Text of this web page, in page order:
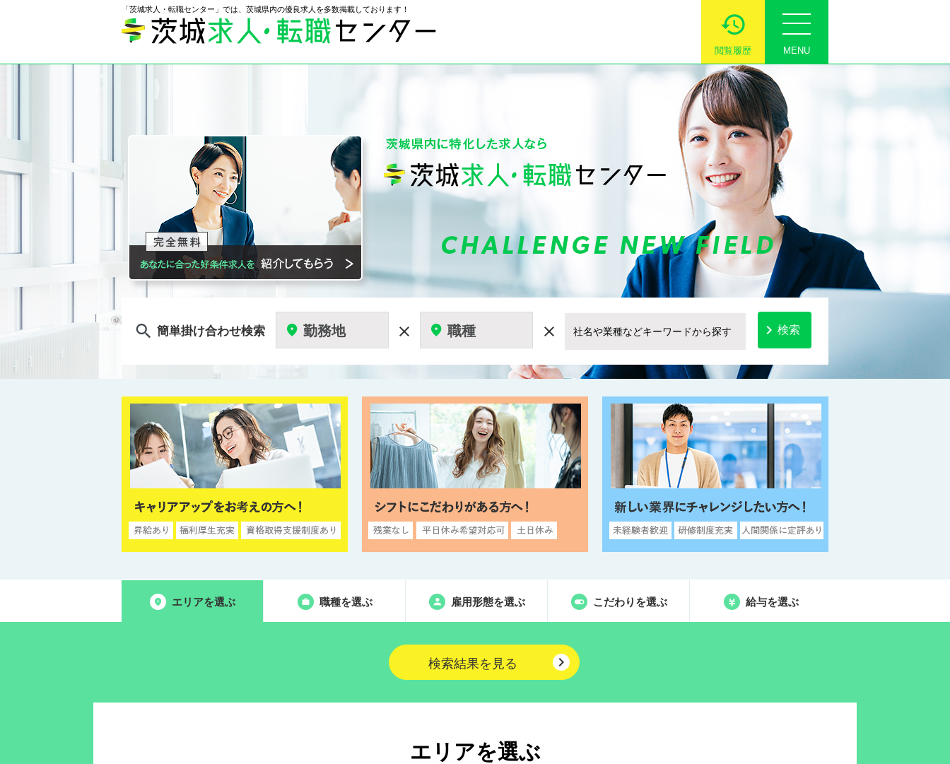
「茨城求人・転職センター」では、茨城県内の優良求人を多数掲載しております！
MENU
閲覧履歴
簡単掛け合わせ検索 勤務地  職種   検索
エリアを選ぶ 職種を選ぶ 雇用形態を選ぶ こだわりを選ぶ 給与を選ぶ
検索結果を見る 
エリアを選ぶ